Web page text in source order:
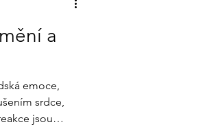
a
emoce,
srdce,
jsou